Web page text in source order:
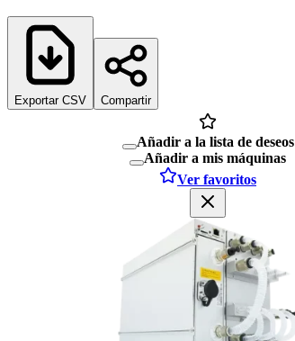
Exportar CSV Compartir
Añadir a la lista de deseos
Añadir a mis máquinas
Ver favoritos